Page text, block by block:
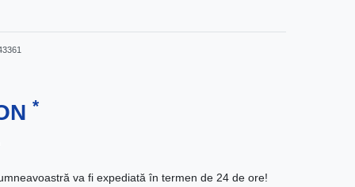
*
va fi expediată în termen de 24 de ore!